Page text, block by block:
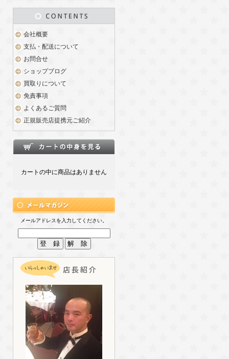
会社概要
支払・配送について
お問合せ
ショップブログ
買取りについて
免責事項
よくあるご質問
正規販売店提携元ご紹介
カートの中に商品はありません
メールアドレスを入力してください。